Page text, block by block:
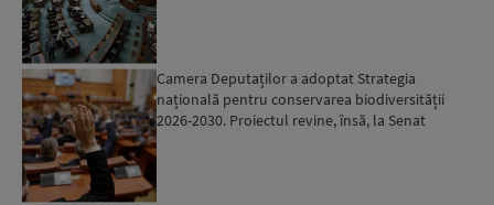
Camera Deputaților a adoptat Strategia
națională pentru conservarea biodiversității
2026-2030. Proiectul revine, însă, la Senat